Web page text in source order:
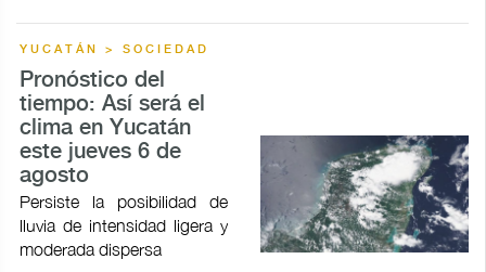
YUCATÁN > SOCIEDAD
Pronóstico del
tiempo: Así será el
clima en Yucatán
este jueves 6 de
agosto
Persiste la posibilidad de
lluvia de intensidad ligera y
moderada dispersa